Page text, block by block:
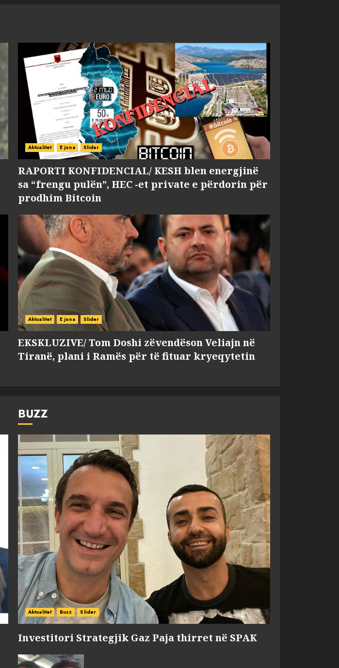
Aktualitet E jona Slider
RAPORTI KONFIDENCIAL/ KESH blen energjinë
sa “frengu pulën”, HEC -et private e përdorin për
prodhim Bitcoin
Aktualitet E jona Slider
EKSKLUZIVE/ Tom Doshi zëvendëson Veliajn në
Tiranë, plani i Ramës për të fituar kryeqytetin
BUZZ
Aktualitet Buzz Slider
Investitori Strategjik Gaz Paja thirret në SPAK